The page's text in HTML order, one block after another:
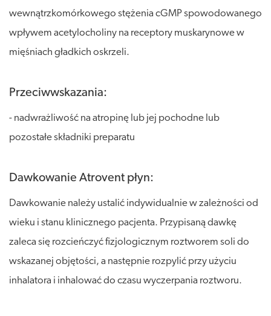
wewnątrzkomórkowego stężenia cGMP spowodowanego
wpływem acetylocholiny na receptory muskarynowe w
mięśniach gładkich oskrzeli.
Przeciwwskazania:
- nadwrażliwość na atropinę lub jej pochodne lub
pozostałe składniki preparatu
Dawkowanie Atrovent płyn:
Dawkowanie należy ustalić indywidualnie w zależności od
wieku i stanu klinicznego pacjenta. Przypisaną dawkę
zaleca się rozcieńczyć fizjologicznym roztworem soli do
wskazanej objętości, a następnie rozpylić przy użyciu
inhalatora i inhalować do czasu wyczerpania roztworu.